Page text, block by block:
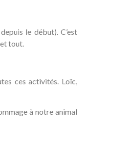
le début). C’est
tout.
ces activités. Loïc,
à notre animal